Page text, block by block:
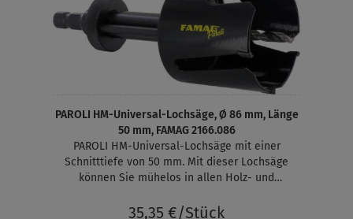
PAROLI HM-Universal-Lochsäge, Ø 86 mm, Länge
50 mm, FAMAG 2166.086
PAROLI HM-Universal-Lochsäge mit einer
Schnitttiefe von 50 mm. Mit dieser Lochsäge
können Sie mühelos in allen Holz- und
Kunststoffe und Wandfliesen bis zu einer
35,35 €/Stück